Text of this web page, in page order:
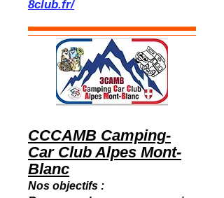
8club.fr/
CCCAMB Camping-
Car Club Alpes Mont-
Blanc
Nos objectifs :